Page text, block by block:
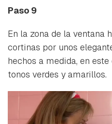
Paso 9
En la zona de la ventana
cortinas por unos
hechos a medida, en
tonos verdes y amarillos.